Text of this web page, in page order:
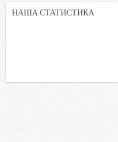
НАША СТАТИСТИКА